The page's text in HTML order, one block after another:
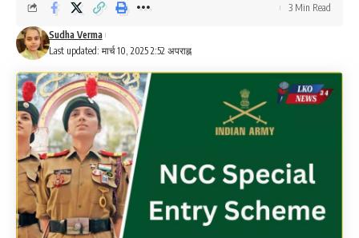
Last updated: मार्च 10, 2025 2:52 अपराह्न
Sudha Verma
3 Min Read